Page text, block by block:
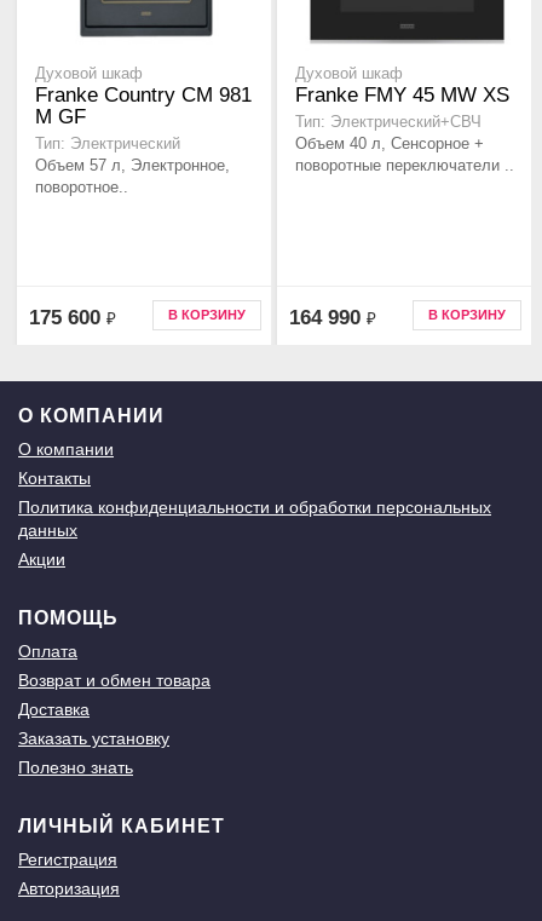
Духовой шкаф
Franke Country СМ 981
М GF
Тип: Электрический
Объем 57 л, Электронное,
поворотное..
175 600 ₽ В КОРЗИНУ
Духовой шкаф
Franke FMY 45 MW XS
Тип: Электрический+СВЧ
Объем 40 л, Сенсорное +
поворотные переключатели ..
164 990 ₽ В КОРЗИНУ
О КОМПАНИИ
О компании
Контакты
Политика конфиденциальности и обработки персональных
данных
Акции
ПОМОЩЬ
Оплата
Возврат и обмен товара
Доставка
Заказать установку
Полезно знать
ЛИЧНЫЙ КАБИНЕТ
Регистрация
Авторизация